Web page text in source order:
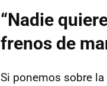
“Nadie
frenos de
Si ponemos sobre